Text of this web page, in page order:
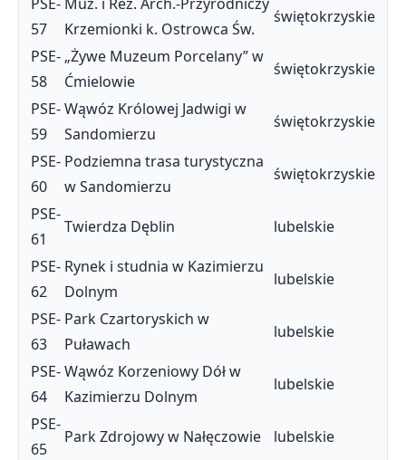
57
Krzemionki k. Ostrowca Św.
świętokrzyskie
PSE-
58
„Żywe Muzeum Porcelany” w
Ćmielowie
świętokrzyskie
PSE-
59
Wąwóz Królowej Jadwigi w
Sandomierzu
świętokrzyskie
PSE-
60
Podziemna trasa turystyczna
w Sandomierzu
świętokrzyskie
PSE-
61
Twierdza Dęblin
lubelskie
PSE-
62
Rynek i studnia w Kazimierzu
Dolnym
lubelskie
PSE-
63
Park Czartoryskich w
Puławach
lubelskie
PSE-
64
Wąwóz Korzeniowy Dół w
Kazimierzu Dolnym
lubelskie
PSE-
65
Park Zdrojowy w Nałęczowie
lubelskie